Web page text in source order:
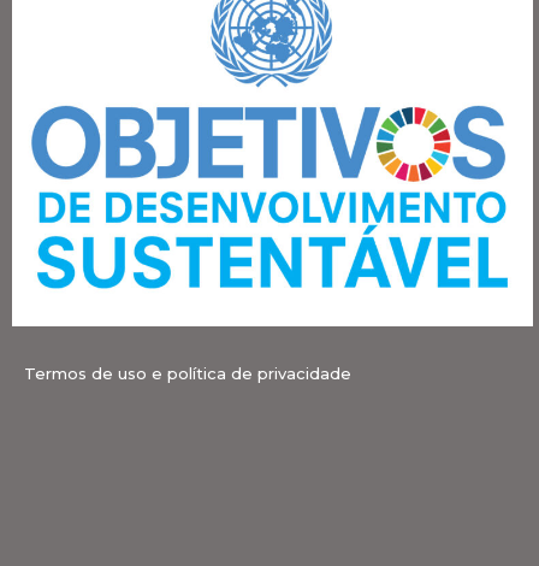
Termos de uso e política de privacidade